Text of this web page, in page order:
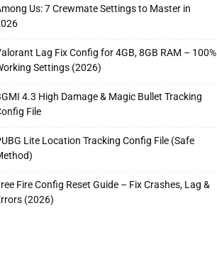
Us: 7 Crewmate Settings to Master in
Lag Fix Config for 4GB, 8GB RAM – 100%
Settings (2026)
4.3 High Damage & Magic Bullet Tracking
File
Lite Location Tracking Config File (Safe
Fire Config Reset Guide – Fix Crashes, Lag &
(2026)